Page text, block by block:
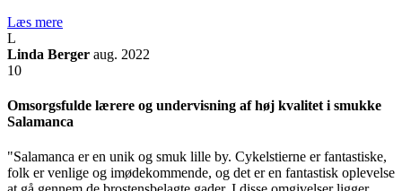
Læs mere
L
Linda Berger aug. 2022
10
Omsorgsfulde lærere og undervisning af høj kvalitet i smukke
Salamanca
"Salamanca er en unik og smuk lille by. Cykelstierne er fantastiske,
folk er venlige og imødekommende, og det er en fantastisk oplevelse